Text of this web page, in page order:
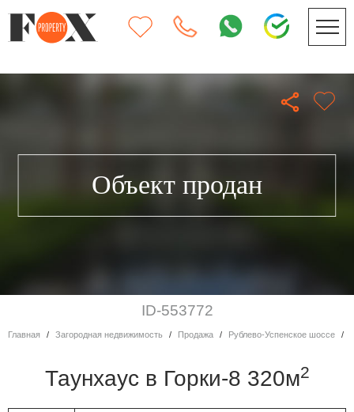
Объект продан
ID-553772
Главная Загородная недвижимость Продажа Рублево-Успенское шоссе
таунхаус в Горки-8 320м2